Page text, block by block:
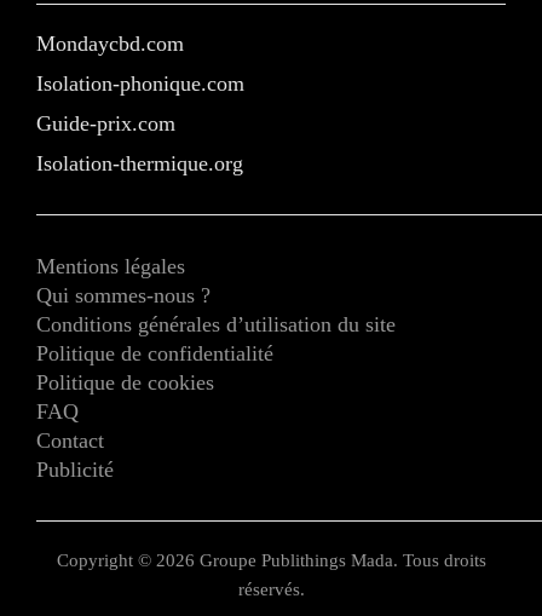
Mondaycbd.com
Isolation-phonique.com
Guide-prix.com
Isolation-thermique.org
Mentions légales
Qui sommes-nous ?
Conditions générales d’utilisation du site
Politique de confidentialité
Politique de cookies
FAQ
Contact
Publicité
Copyright © 2026 Groupe Publithings Mada. Tous droits
réservés.